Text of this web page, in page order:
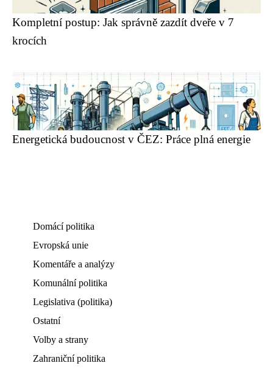
Kompletní postup: Jak správně zazdít dveře v 7
krocích
Energetická budoucnost v ČEZ: Práce plná energie
Domácí politika
Evropská unie
Komentáře a analýzy
Komunální politika
Legislativa (politika)
Ostatní
Volby a strany
Zahraniční politika